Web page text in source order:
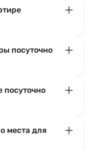
посуточно
посуточно
места для